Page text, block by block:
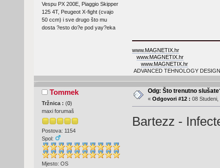
Vespu PX 200E, Piaggio Skipper
125 4T, Peugeot X-fight (cvajo
50 ccm) i sve drugo što mu
dosta ?esto do?e pod yay?eka
www.MAGNETIX.hr
www.MAGNETIX.hr
www.MAGNETIX.hr
ADVANCED TEHNOLOGY
Tommek
Tržnica : (0)
maxi forumaš
Postova: 1154
Spol:
Mjesto: OS
Odg: Što trenutno
« Odgovori #12 : 08
Bartezz -